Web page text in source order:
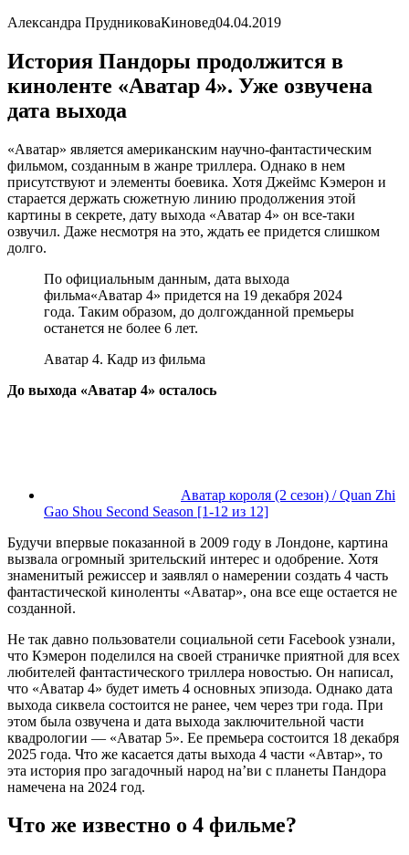
Александра ПрудниковаКиновед04.04.2019
История Пандоры продолжится в
киноленте «Аватар 4». Уже озвучена
дата выхода
«Аватар» является американским научно-фантастическим
фильмом, созданным в жанре триллера. Однако в нем
присутствуют и элементы боевика. Хотя Джеймс Кэмерон и
старается держать сюжетную линию продолжения этой
картины в секрете, дату выхода «Аватар 4» он все-таки
озвучил. Даже несмотря на это, ждать ее придется слишком
долго.
По официальным данным, дата выхода
фильма«Аватар 4» придется на 19 декабря 2024
года. Таким образом, до долгожданной премьеры
останется не более 6 лет.
Аватар 4. Кадр из фильма
До выхода «Аватар 4» осталось
Аватар короля (2 сезон) / Quan Zhi
Gao Shou Second Season [1-12 из 12]
Будучи впервые показанной в 2009 году в Лондоне, картина
вызвала огромный зрительский интерес и одобрение. Хотя
знаменитый режиссер и заявлял о намерении создать 4 часть
фантастической киноленты «Аватар», она все еще остается не
созданной.
Не так давно пользователи социальной сети Facebook узнали,
что Кэмерон поделился на своей страничке приятной для всех
любителей фантастического триллера новостью. Он написал,
что «Аватар 4» будет иметь 4 основных эпизода. Однако дата
выхода сиквела состоится не ранее, чем через три года. При
этом была озвучена и дата выхода заключительной части
квадрологии — «Аватар 5». Ее премьера состоится 18 декабря
2025 года. Что же касается даты выхода 4 части «Автар», то
эта история про загадочный народ на’ви с планеты Пандора
намечена на 2024 год.
Что же известно о 4 фильме?